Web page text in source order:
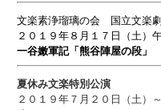
文楽素浄瑠璃の会 国立文
２０１９年８月１７日（土）
一谷嫩軍記「熊谷陣屋の段」
夏休み文楽特別公演
２０１９年７月２０日（土